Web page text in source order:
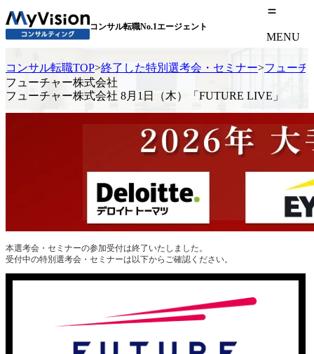
コンサル転職No.1エージェント
MENU
コンサル転職TOP>終了した特別選考会・セミナー>フューチ
フューチャー株式会社
フューチャー株式会社 8月1日（木）「FUTURE LIVE」
本選考会・セミナーの参加受付は終了いたしました。
受付中の特別選考会・セミナーは以下からご確認ください。